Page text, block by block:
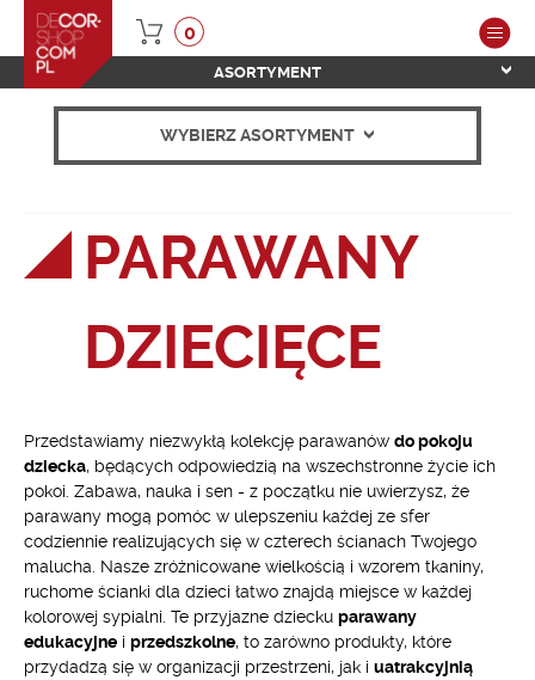
0
ASORTYMENT
WYBIERZ ASORTYMENT
PARAWANY
DZIECIĘCE
Przedstawiamy niezwykłą kolekcję parawanów do pokoju
dziecka, będących odpowiedzią na wszechstronne życie ich
pokoi. Zabawa, nauka i sen - z początku nie uwierzysz, że
parawany mogą pomóc w ulepszeniu każdej ze sfer
codziennie realizujących się w czterech ścianach Twojego
malucha. Nasze zróżnicowane wielkością i wzorem tkaniny,
ruchome ścianki dla dzieci łatwo znajdą miejsce w każdej
kolorowej sypialni. Te przyjazne dziecku parawany
edukacyjne i przedszkolne, to zarówno produkty, które
przydadzą się w organizacji przestrzeni, jak i uatrakcyjnią